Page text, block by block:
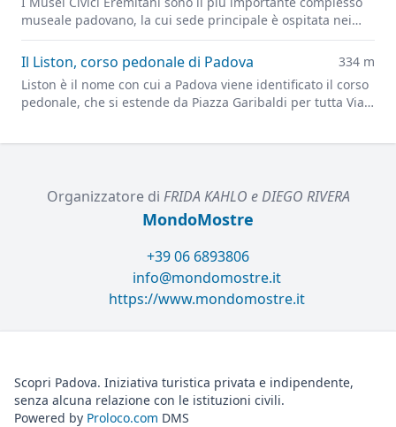
museale padovano, la cui sede principale è ospitata nei
chiostri dell'ex convento dei frati Eremitani, in Piazza
Eremitani.
Il Liston, corso pedonale di Padova
334 m
Liston è il nome con cui a Padova viene identificato il corso
pedonale, che si estende da Piazza Garibaldi per tutta Via 8
Organizzatore di FRIDA KAHLO e DIEGO RIVERA
MondoMostre
+39 06 6893806
info@mondomostre.it
https://www.mondomostre.it
Scopri Padova. Iniziativa turistica privata e indipendente,
senza alcuna relazione con le istituzioni civili.
Powered by Proloco.com DMS